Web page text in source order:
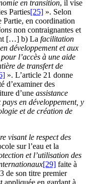
en transition, il vise
Parties[25] ». Selon
Partie, en coordination
non contraignantes et
[…] b) La facilitation
développement et aux
l’accès à une aide
de transfert de
». L’article 21 donne
d’examiner des
d’une assistance
en développement, y
et de création de
visant le respect des
sur l’eau et la
et l’utilisation des
[29] faite à
de son titre premier
appliquée en gardant à